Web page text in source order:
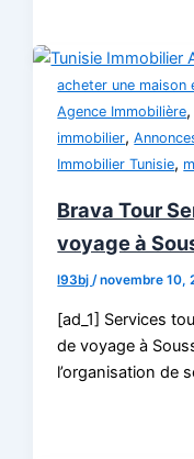
acheter une maison
Agence Immobilière
immobilier,
Immobilier Tunisie,
Brava Tour
voyage à
l93bj/novembre 10,
[ad_1] Services
de voyage à
l’organisation de